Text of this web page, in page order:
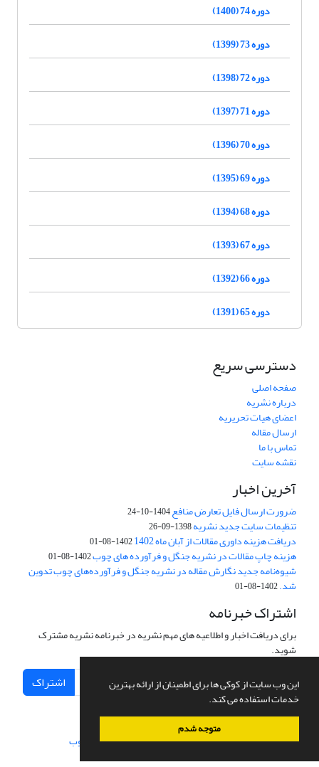
این وب سایت از کوکی ها برای اطمینان از ارائه بهترین
خدمات استفاده می کند.
متوجه شدم
دوره 74 (1400)
دوره 73 (1399)
دوره 72 (1398)
دوره 71 (1397)
دوره 70 (1396)
دوره 69 (1395)
دوره 68 (1394)
دوره 67 (1393)
دوره 66 (1392)
دوره 65 (1391)
دسترسی سریع
صفحه اصلی
درباره نشریه
اعضای هیات تحریریه
ارسال مقاله
تماس با ما
نقشه سایت
آخرین اخبار
ضرورت ارسال فایل تعارض منافع1404-10-24
تنظیمات سایت جدید نشریه1398-09-26
دریافت هزینه داوری مقالات از آبان ماه 1402 1402-08-01
هزینه چاپ مقالات در نشریه جنگل و فرآورده های چوب1402-08-01
شیوه‌نامه جدید نگارش مقاله در نشریه جنگل و فرآورده‌های چوب تدوین
شد.1402-08-01
اشتراک خبرنامه
برای دریافت اخبار و اطلاعیه های مهم نشریه در خبرنامه نشریه مشترک
شوید.
اشتراک
سامانه مدیریت نشریات علمی.طراحی و پیاده سازی از سیناوب